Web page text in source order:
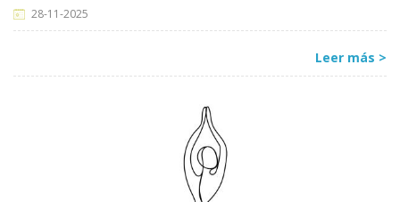
28-11-2025
Leer más >